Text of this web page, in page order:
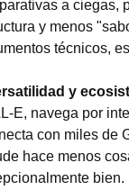
a ciegas,
y menos
técnicos,
y
E, navega por
con miles de
hace menos
bien.